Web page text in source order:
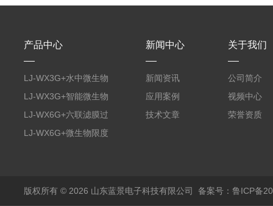
产品中心
LJ-WX3G+水中微生物
膜过滤装置
LJ-WX3G+智能微生物
限度仪
LJ-WX6G+六联滤膜过
滤器
LJ-WX6G+微生物限度
新闻中心
新闻资讯
应用案例
技术文章
关于我们
公司简介
视频中心
荣誉资质
版权所有 © 2026 山东蓝景电子科技有限公司 备案号：鲁ICP备